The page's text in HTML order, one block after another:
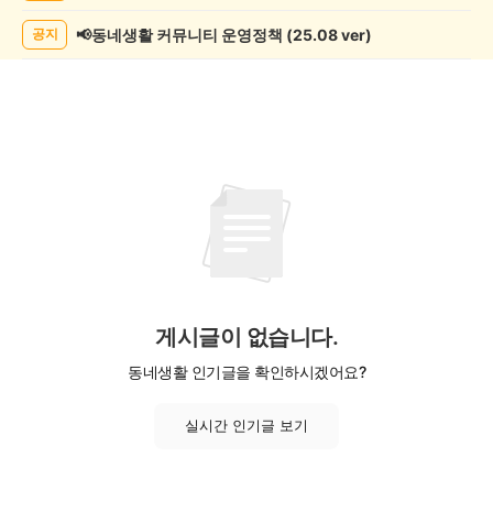
목
공지 📢동네생활 커뮤니티 운영정책 (25.08 ver)
게시글이 없습니다.
동네생활 인기글을 확인하시겠어요?
실시간 인기글 보기